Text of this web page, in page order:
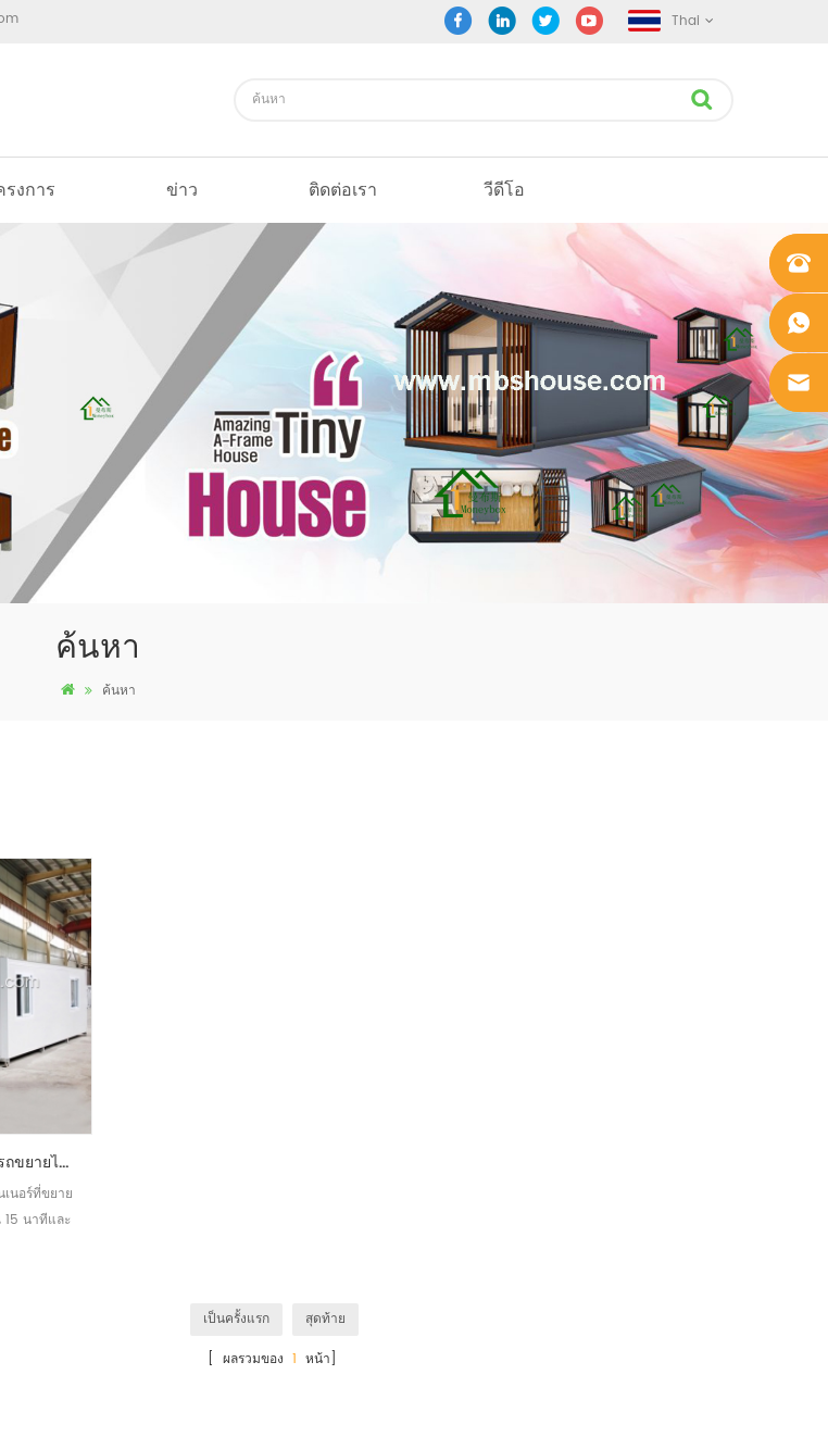
Thai
งการ ข่าว ติดต่อเรา วีดีโอ
ค้นหา
ค้นหา
บ้านคอนเทนเนอร์ที่สามารถขยายได้ง่ายสำหรับขาย
นอร์ที่ขยาย
นาทีและ
เป็นครั้งแรก
สุดท้าย
[ ผลรวมของ 1 หน้า]
+861862
0106756
+861862
0106756
sales@
mbshou
se.com